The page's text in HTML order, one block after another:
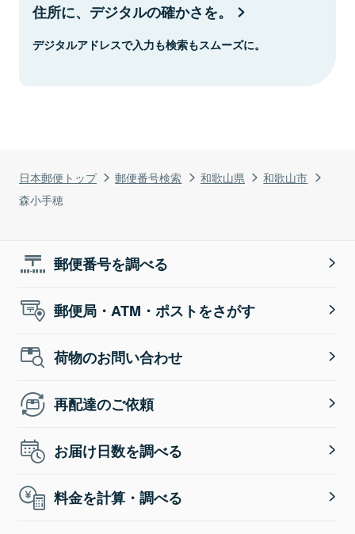
日本郵便トップ 郵便番号検索 和歌山県
和歌山市
森小手穂
住所に、デジタルの確かさを。
デジタルアドレスで入力も検索もスムーズに。
郵便番号を調べる
郵便局・ATM・ポストをさがす
荷物のお問い合わせ
再配達のご依頼
お届け日数を調べる
料金を計算・調べる